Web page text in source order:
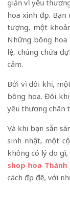
giản vì yêu
hoa xinh đẹp.
tượng, một
Những bông
lệ, chúng chứa
cảm.
Bởi vì đôi khi,
bông hoa. Đôi
yêu thương chân
Và khi bạn sẵn
sinh nhật, một
không có lý do
shop hoa Thành
cách đẹp đẽ, với